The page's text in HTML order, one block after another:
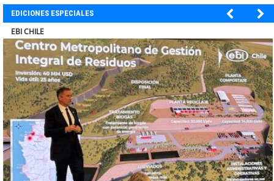
EDICIONES ESPECIALES
SOPRAVAL